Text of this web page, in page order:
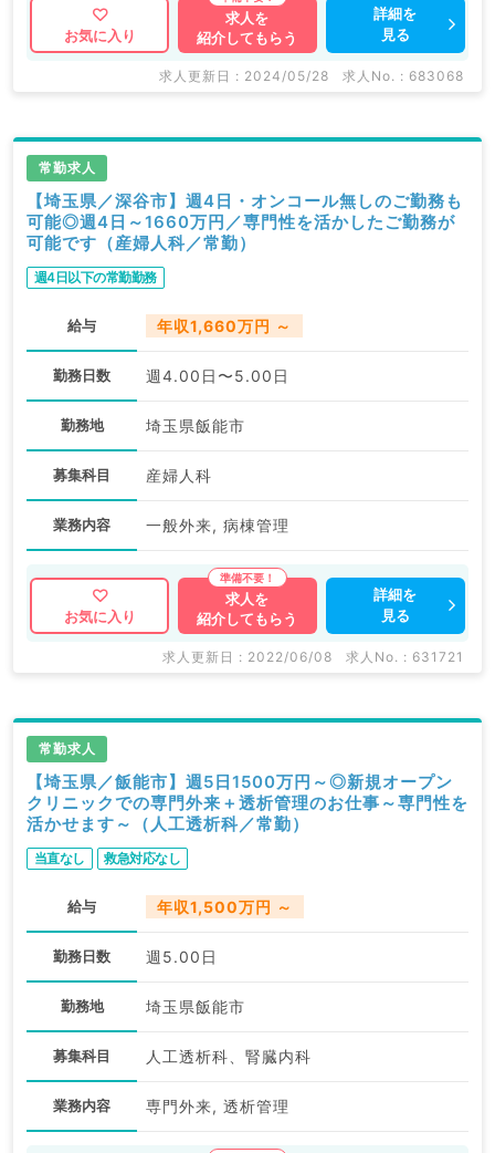
お気に入り
求人を
紹介してもらう
詳細を
見る
求人更新日 : 2024/05/28 求人No. : 683068
常勤求人
【埼玉県／深谷市】週4日・オンコール無しのご勤務も
可能◎週4日～1660万円／専門性を活かしたご勤務が
可能です（産婦人科／常勤）
週4日以下の常勤勤務
給与 年収1,660万円 ～
勤務日数 週4.00日〜5.00日
勤務地 埼玉県飯能市
募集科目 産婦人科
業務内容 一般外来, 病棟管理
お気に入り
求人を
紹介してもらう
詳細を
見る
求人更新日 : 2022/06/08 求人No. : 631721
常勤求人
【埼玉県／飯能市】週5日1500万円～◎新規オープン
クリニックでの専門外来＋透析管理のお仕事～専門性を
活かせます～（人工透析科／常勤）
当直なし 救急対応なし
給与 年収1,500万円 ～
勤務日数 週5.00日
勤務地 埼玉県飯能市
募集科目 人工透析科、腎臓内科
業務内容 専門外来, 透析管理